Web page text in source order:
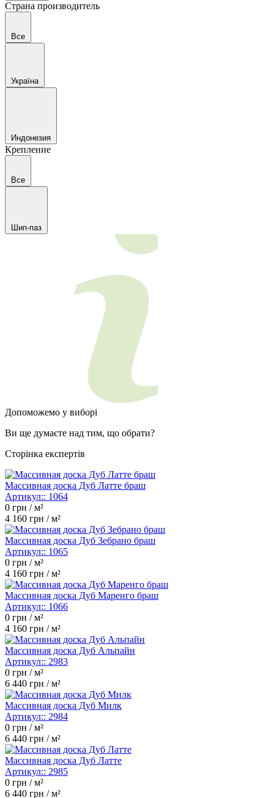
Страна производитель
Все
Україна
Индонезия
Крепление
Все
Шип-паз
Допоможемо у виборі
Ви ще думаєте над тим, що обрати?
Сторінка експертів
Массивная доска Дуб Латте браш
Артикул:: 1064
0 грн / м²
4 160 грн / м²
Массивная доска Дуб Зебрано браш
Артикул:: 1065
0 грн / м²
4 160 грн / м²
Массивная доска Дуб Маренго браш
Артикул:: 1066
0 грн / м²
4 160 грн / м²
Массивная доска Дуб Альпайн
Артикул:: 2983
0 грн / м²
6 440 грн / м²
Массивная доска Дуб Милк
Артикул:: 2984
0 грн / м²
6 440 грн / м²
Массивная доска Дуб Латте
Артикул:: 2985
0 грн / м²
6 440 грн / м²